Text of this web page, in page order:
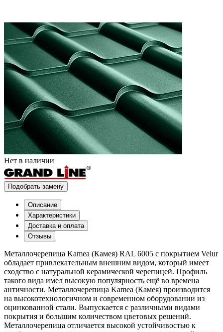
Нет в наличии
Подобрать замену
Описание
Характеристики
Доставка и оплата
Отзывы
Металлочерепица Kamea (Камея) RAL 6005 с покрытием Velur
обладает привлекательным внешним видом, который имеет
сходство с натуральной керамической черепицей. Профиль
такого вида имел высокую популярность ещё во времена
античности. Металлочерепица Kamea (Камея) производится
на высокотехнологичном и современном оборудовании из
оцинкованной стали. Выпускается с различными видами
покрытия и большим количеством цветовых решений.
Металлочерепица отличается высокой устойчивостью к